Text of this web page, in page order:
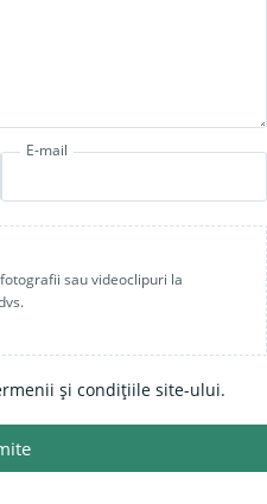
E-mail
sau videoclipuri la
și condițiile site-ului.